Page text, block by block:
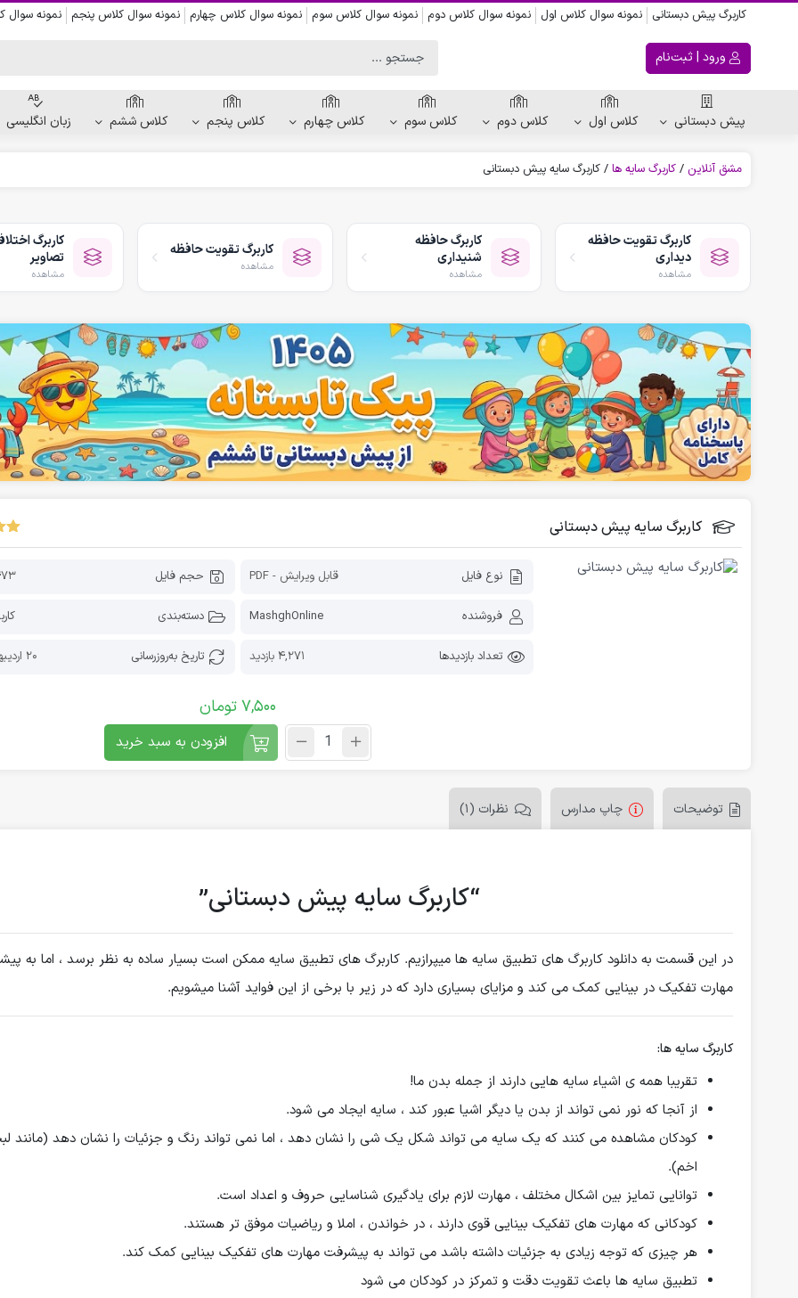
کاربرگ پیش دبستانی نمونه سوال کلاس اول نمونه سوال کلاس دوم نمونه سوال کلاس سوم نمونه سوال کلاس چهارم نمونه سوال کلاس پنجم نمونه
ورود | ثبت‌نام
پیش دبستانی
کاربرگ اعداد
کاربرگ تقارن ، قرینه
الگویابی پیش دبستانی
کاربرگ نقاشی و رنگ آمیزی
کاربرگ پیش از نوشتن
کاربرگ نقطه چین حروف الفبا
پکیج های پیش دبستانی
کتاب پیش دبستانی
فلش کارت آموزشی
دانلود رایگان کاربرگ پیش دبستانی
کاربرگ هفتگی پیش دبستانی
کلاس اول کلاس دوم کلاس سوم کلاس چهارم کلاس پنجم کلاس ششم زبان انگلیسی
مشق آنلاین /کاربرگ سایه ها /کاربرگ سایه پیش دبستانی
کاربرگ تقویت حافظه
دیداری
مشاهده
کاربرگ حافظه
شنیداری
مشاهده
کاربرگ تقویت حافظه
مشاهده
کاربرگ
تصاویر
مشاهده
کاربرگ سایه پیش دبستانی
نوع فایل قابل ویرایش - PDF حجم فایل 473
فروشنده MashghOnline دسته‌بندی
تعداد بازدیدها 4,271 بازدید تاریخ به‌روز‌رسانی 20 اردیبهشت 1405
7,500تومان
افزودن به سبد خرید
توضیحات چاپ مدارس نظرات (1)
“کاربرگ سایه پیش دبستانی”
در این قسمت به دانلود کاربرگ های تطبیق سایه ها میپرازیم. کاربرگ های تطبیق سایه ممکن است بسیار ساده به نظر برسد ، اما به
مهارت تفکیک در بینایی کمک می کند و مزایای بسیاری دارد که در زیر با برخی از این فواید آشنا میشویم.
کاربرگ سایه ها:
تقریبا همه ی اشیاء سایه هایی دارند از جمله بدن ما!
از آنجا که نور نمی تواند از بدن یا دیگر اشیا عبور کند ، سایه ایجاد می شود.
کودکان مشاهده می کنند که یک سایه می تواند شکل یک شی را نشان دهد ، اما نمی تواند رنگ و جزئیات را نشان دهد (مانند
اخم).
توانایی تمایز بین اشکال مختلف ، مهارت لازم برای یادگیری شناسایی حروف و اعداد است.
كودكانی كه مهارت های تفکیک بینایی قوی دارند ، در خواندن ، املا و ریاضیات موفق تر هستند.
هر چیزی که توجه زیادی به جزئیات داشته باشد می تواند به پیشرفت مهارت های تفکیک بینایی کمک کند.
تطبیق سایه ها باعث تقویت دقت و تمرکز در کودکان می شود